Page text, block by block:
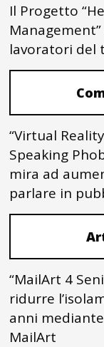
Il Progetto
lavoratori del
“Virtual
Speaking
mira ad
parlare in
“MailArt 4
ridurre
anni
MailArt